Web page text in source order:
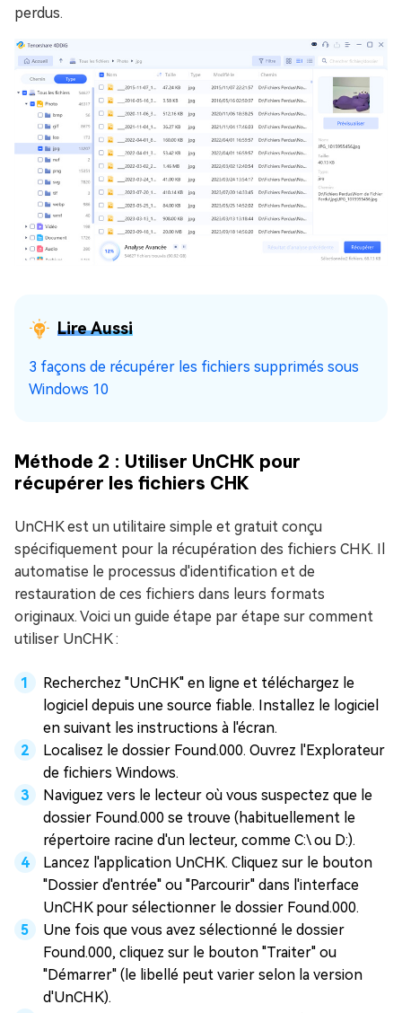
perdus.
Lire Aussi
3 façons de récupérer les fichiers supprimés sous
Windows 10
Méthode 2 : Utiliser UnCHK pour
récupérer les fichiers CHK
UnCHK est un utilitaire simple et gratuit conçu
spécifiquement pour la récupération des fichiers CHK. Il
automatise le processus d'identification et de
restauration de ces fichiers dans leurs formats
originaux. Voici un guide étape par étape sur comment
utiliser UnCHK :
Recherchez "UnCHK" en ligne et téléchargez le
logiciel depuis une source fiable. Installez le logiciel
en suivant les instructions à l'écran.
Localisez le dossier Found.000. Ouvrez l'Explorateur
de fichiers Windows.
Naviguez vers le lecteur où vous suspectez que le
dossier Found.000 se trouve (habituellement le
répertoire racine d'un lecteur, comme C:\ ou D:).
Lancez l'application UnCHK. Cliquez sur le bouton
"Dossier d'entrée" ou "Parcourir" dans l'interface
UnCHK pour sélectionner le dossier Found.000.
Une fois que vous avez sélectionné le dossier
Found.000, cliquez sur le bouton "Traiter" ou
"Démarrer" (le libellé peut varier selon la version
d'UnCHK).